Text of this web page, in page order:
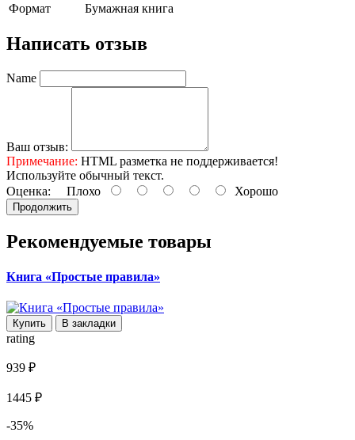
Формат
Бумажная книга
Написать отзыв
Name
Ваш отзыв:
Примечание: HTML разметка не поддерживается!
Используйте обычный текст.
Оценка: Плохо Хорошо
Продолжить
Рекомендуемые товары
Книга «Простые правила»
Купить В закладки
rating
939 ₽
1445 ₽
-35%